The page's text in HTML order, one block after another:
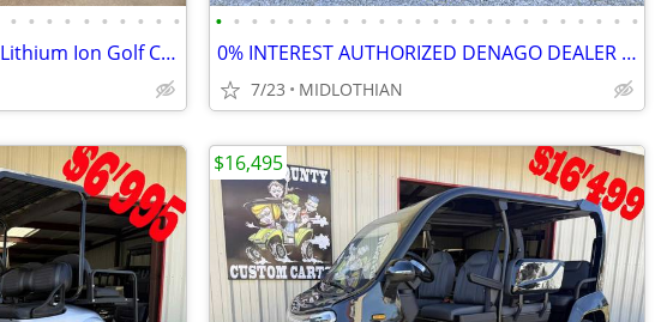
• • • • • • • • • •
2025 Evolution D-Max GT4 Lithium Ion Golf Cart, Black Sapphire
• • • • • • • • • • • • • • • • • • • • • • • •
0% INTEREST AUTHORIZED DENAGO DEALER CUSTOM GOLF CARTS GOLF CART
7/23 MIDLOTHIAN
$16,495